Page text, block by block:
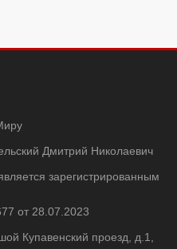
Дмитрий Николаевич
зарегистрированным
от 28.07.2023
Купавенский проезд, д.1,